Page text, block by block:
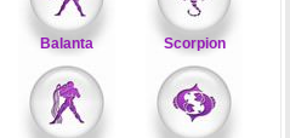
Balanta Scorpion